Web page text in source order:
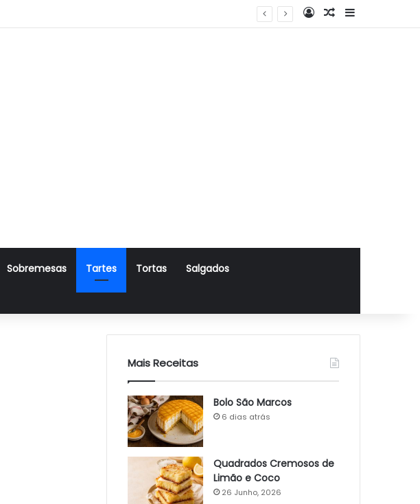
Log InArtigo Aleatório
Sidebar
Sobremesas Tartes Tortas Salgados
Mais Receitas
Bolo São Marcos
6 dias atrás
Quadrados Cremosos de
Limão e Coco
26 Junho, 2026